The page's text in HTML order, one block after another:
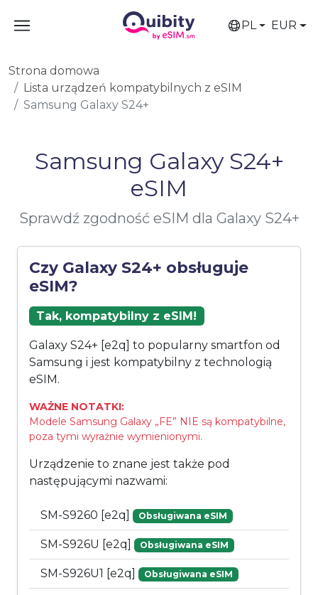
PL EUR
Strona domowa
Lista urządzeń kompatybilnych z eSIM
Samsung Galaxy S24+
Samsung Galaxy S24+
eSIM
Sprawdź zgodność eSIM dla Galaxy S24+
Czy Galaxy S24+ obsługuje
eSIM?
Tak, kompatybilny z eSIM!
Galaxy S24+ [e2q] to popularny smartfon od
Samsung i jest kompatybilny z technologią
eSIM.
WAŻNE NOTATKI:
Modele Samsung Galaxy „FE” NIE są kompatybilne,
poza tymi wyraźnie wymienionymi.
Urządzenie to znane jest także pod
następującymi nazwami:
SM-S9260 [e2q] Obsługiwana eSIM
SM-S926U [e2q] Obsługiwana eSIM
SM-S926U1 [e2q] Obsługiwana eSIM